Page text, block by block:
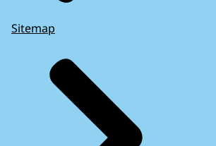
Sitemap